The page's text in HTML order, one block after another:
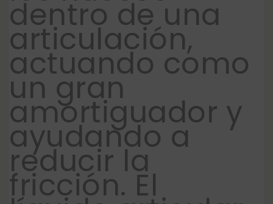
dentro de una
articulación,
actuando como
un gran
amortiguador y
ayudando a
reducir la
fricción. El